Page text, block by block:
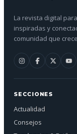
La revista digital
inspiradas y
comunidad que
SECCIONES
Actualidad
Consejos